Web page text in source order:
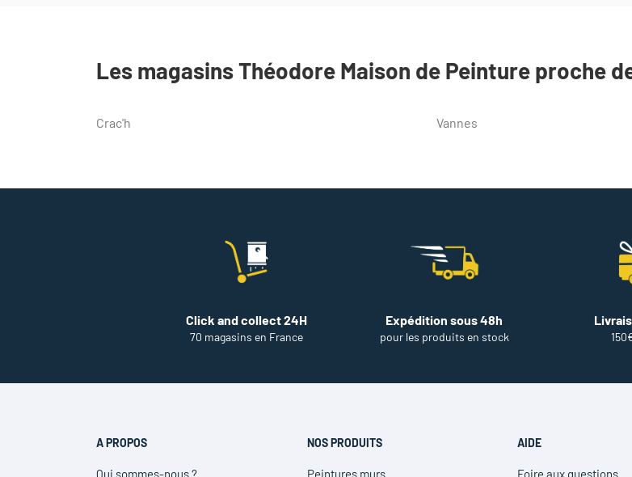
VENTE
DE
Les magasins Théodore Maison de Peinture proche
Crac'h Vannes
Click and collect 24H
70 magasins en France
Expédition sous 48h
pour les produits en stock
A PROPOS
Qui sommes-nous ?
NOS PRODUITS
Peintures murs
AIDE
Foire aux questions